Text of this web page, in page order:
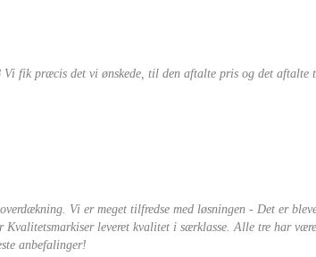
fik præcis det vi ønskede, til den aftalte pris og det aftalte
Vi er meget tilfredse med løsningen - Det er
Kvalitetsmarkiser leveret kvalitet i særklasse. Alle tre har
anbefalinger!